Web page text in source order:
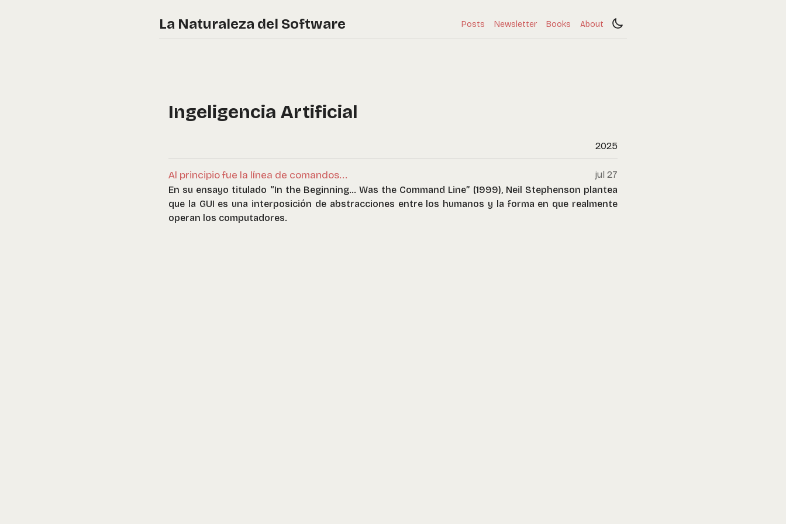
La Naturaleza del Software Posts Newsletter Books About
Ingeligencia Artificial
2025
Al principio fue la línea de comandos...
jul 27
En su ensayo titulado “In the Beginning… Was the Command Line” (1999), Neil Stephenson plantea
que la GUI es una interposición de abstracciones entre los humanos y la forma en que realmente
operan los computadores.